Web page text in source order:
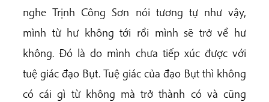
nghe Trịnh Công Sơn nói tương tự như vậy,
mình từ hư không tới rồi mình sẽ trở về hư
không. Đó là do mình chưa tiếp xúc được với
tuệ giác đạo Bụt. Tuệ giác của đạo Bụt thì không
có cái gì từ không mà trở thành có và cũng